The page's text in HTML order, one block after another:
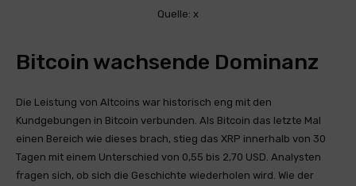
Quelle: x
Bitcoin wachsende Dominanz
Die Leistung von Altcoins war historisch eng mit den
Kundgebungen in Bitcoin verbunden. Als Bitcoin das letzte Mal
einen Bereich wie dieses brach, stieg das XRP innerhalb von 30
Tagen mit einem Unterschied von 0,55 bis 2,70 USD. Analysten
fragen sich, ob sich die Geschichte wiederholen wird. Wie der